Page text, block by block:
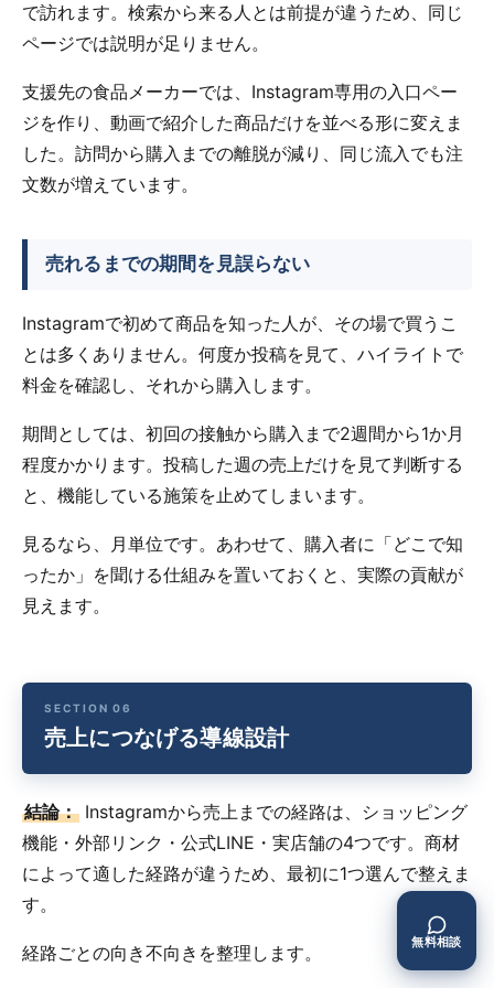
で訪れます。検索から来る人とは前提が違うため、同じ
ページでは説明が足りません。
支援先の食品メーカーでは、Instagram専用の入口ペー
ジを作り、動画で紹介した商品だけを並べる形に変えま
した。訪問から購入までの離脱が減り、同じ流入でも注
文数が増えています。
売れるまでの期間を見誤らない
Instagramで初めて商品を知った人が、その場で買うこ
とは多くありません。何度か投稿を見て、ハイライトで
料金を確認し、それから購入します。
期間としては、初回の接触から購入まで2週間から1か月
程度かかります。投稿した週の売上だけを見て判断する
と、機能している施策を止めてしまいます。
見るなら、月単位です。あわせて、購入者に「どこで知
ったか」を聞ける仕組みを置いておくと、実際の貢献が
見えます。
売上につなげる導線設計
結論： Instagramから売上までの経路は、ショッピング
機能・外部リンク・公式LINE・実店舗の4つです。商材
によって適した経路が違うため、最初に1つ選んで整えま
す。
経路ごとの向き不向きを整理します。
無料相談